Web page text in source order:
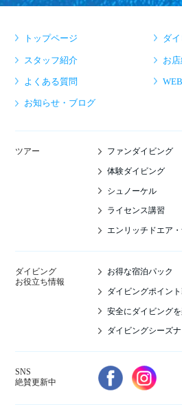
トップページ ダ
スタッフ紹介 お
よくある質問
お知らせ・ブログ
ツアー ファンダイビング
体験ダイビング
シュノーケル
ライセンス講習
エンリッチドエア
ダイビング
お役立ち情報
お得な宿泊パック
ダイビングポイン
安全にダイビング
ダイビングシーズ
SNS
絶賛更新中